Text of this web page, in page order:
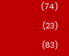
(74)
(23)
(83)